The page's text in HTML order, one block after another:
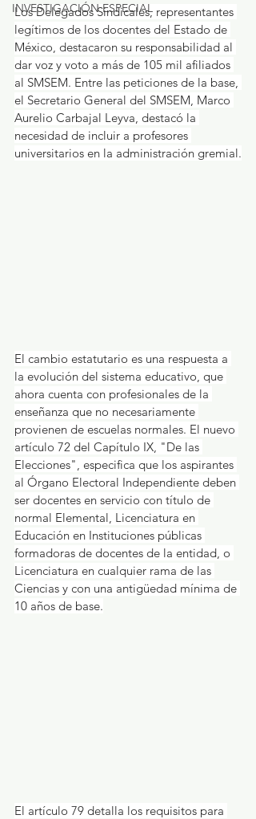
INVESTIGACIÓN ESPECIAL
Los Delegados Sindicales, representantes
legítimos de los docentes del Estado de
México, destacaron su responsabilidad al
dar voz y voto a más de 105 mil afiliados
al SMSEM. Entre las peticiones de la base,
el Secretario General del SMSEM, Marco
Aurelio Carbajal Leyva, destacó la
necesidad de incluir a profesores
universitarios en la administración gremial.
El cambio estatutario es una respuesta a
la evolución del sistema educativo, que
ahora cuenta con profesionales de la
enseñanza que no necesariamente
provienen de escuelas normales. El nuevo
artículo 72 del Capítulo IX, "De las
Elecciones", especifica que los aspirantes
al Órgano Electoral Independiente deben
ser docentes en servicio con título de
normal Elemental, Licenciatura en
Educación en Instituciones públicas
formadoras de docentes de la entidad, o
Licenciatura en cualquier rama de las
Ciencias y con una antigüedad mínima de
10 años de base.
El artículo 79 detalla los requisitos para